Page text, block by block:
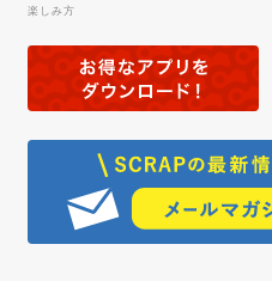
楽しみ方